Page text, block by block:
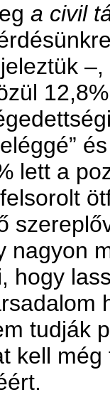
a civil
lett a
nagyon
hogy
tudják
kell